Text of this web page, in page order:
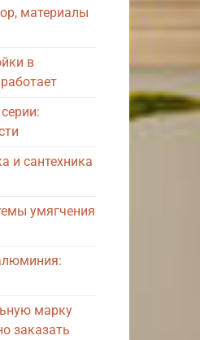
материалы
в
и сантехника
умягчения
марку
заказать